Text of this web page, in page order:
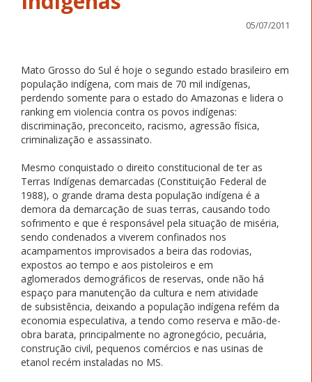
05/07/2011
Mato Grosso do Sul é hoje o segundo estado brasileiro em
população indígena, com mais de 70 mil indígenas,
perdendo somente para o estado do Amazonas e lidera o
ranking em violencia contra os povos indígenas:
discriminação, preconceito, racismo, agressão física,
criminalização e assassinato.
Mesmo conquistado o direito constitucional de ter as
Terras Indígenas demarcadas (Constituição Federal de
1988), o grande drama desta população indígena é a
demora da demarcação de suas terras, causando todo
sofrimento e que é responsável pela situação de miséria,
sendo condenados a viverem confinados nos
acampamentos improvisados a beira das rodovias,
expostos ao tempo e aos pistoleiros e em
aglomerados demográficos de reservas, onde não há
espaço para manutenção da cultura e nem atividade
de subsistência, deixando a população indígena refém da
economia especulativa, a tendo como reserva e mão-de-
obra barata, principalmente no agronegócio, pecuária,
construção civil, pequenos comércios e nas usinas de
etanol recém instaladas no MS.